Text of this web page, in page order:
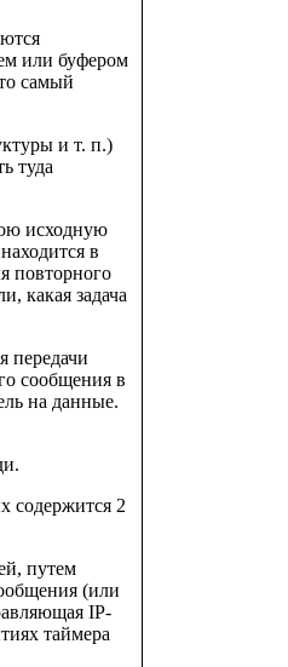
или буфером
самый
и т. п.)
туда
исходную
в
повторного
какая задача
передачи
сообщения в
на данные.
содержится 2
путем
(или
IP-
таймера